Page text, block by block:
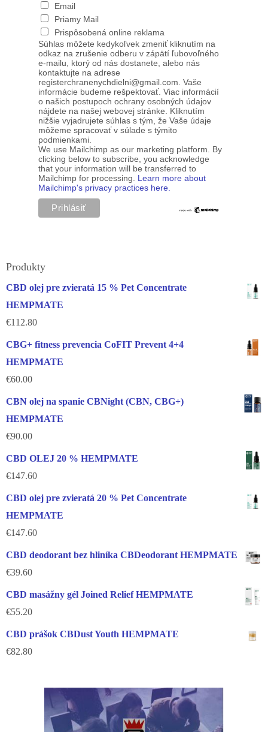
Email
Priamy Mail
Prispôsobená online reklama
Súhlas môžete kedykoľvek zmeniť kliknutím na
odkaz na zrušenie odberu v zápätí ľubovoľného
e-mailu, ktorý od nás dostanete, alebo nás
kontaktujte na adrese
registerchranenychdielni@gmail.com. Vaše
informácie budeme rešpektovať. Viac informácií
o našich postupoch ochrany osobných údajov
nájdete na našej webovej stránke. Kliknutím
nižšie vyjadrujete súhlas s tým, že Vaše údaje
môžeme spracovať v súlade s týmito
podmienkami.
We use Mailchimp as our marketing platform. By
clicking below to subscribe, you acknowledge
that your information will be transferred to
Mailchimp for processing. Learn more about
Mailchimp's privacy practices here.
Produkty
CBD olej pre zvieratá 15 % Pet Concentrate
HEMPMATE
€112.80
CBG+ fitness prevencia CoFIT Prevent 4+4
HEMPMATE
€60.00
CBN olej na spanie CBNight (CBN, CBG+)
HEMPMATE
€90.00
CBD OLEJ 20 % HEMPMATE
€147.60
CBD olej pre zvieratá 20 % Pet Concentrate
HEMPMATE
€147.60
CBD deodorant bez hliníka CBDeodorant HEMPMATE
€39.60
CBD masážny gél Joined Relief HEMPMATE
€55.20
CBD prášok CBDust Youth HEMPMATE
€82.80